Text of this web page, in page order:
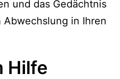
und das Gedächtnis
in Ihren
Hilfe